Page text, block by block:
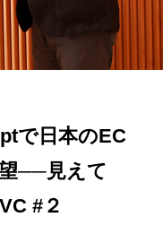
で日本のEC
──見えて
#２